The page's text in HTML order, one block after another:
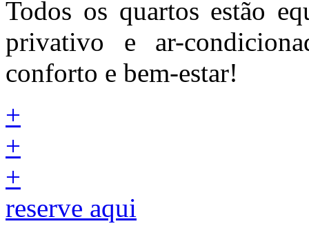
Todos os quartos estão
privativo e ar-
conforto e bem-estar!
+
+
+
reserve aqui